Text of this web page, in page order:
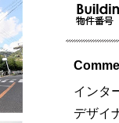
インタ
デザイ